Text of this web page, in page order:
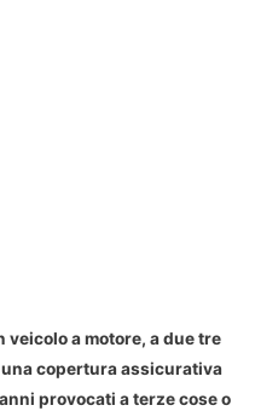
a motore, a due tre
copertura assicurativa
provocati a terze cose o